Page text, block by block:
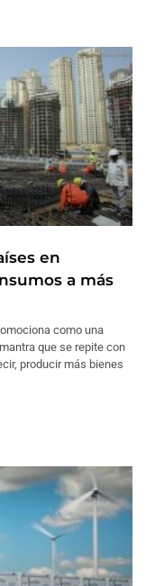
en
a más
como una
que se repite con
producir más bienes